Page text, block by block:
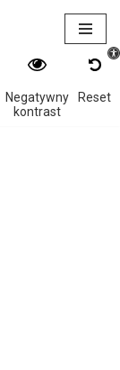
Negatywny
kontrast
Reset